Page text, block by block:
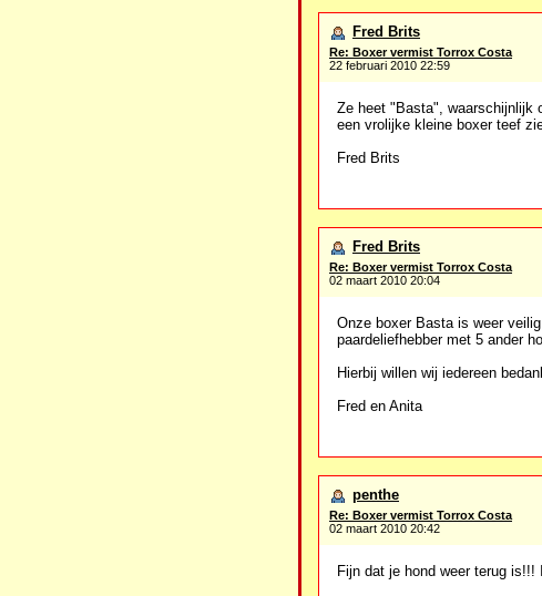
Fred Brits
Re: Boxer vermist Torrox Costa
22 februari 2010 22:59
Ze heet "Basta", waarschijnlijk
een vrolijke kleine boxer teef
Fred Brits
Fred Brits
Re: Boxer vermist Torrox Costa
02 maart 2010 20:04
Onze boxer Basta is weer
paardeliefhebber met 5 ander
Hierbij willen wij iedereen
Fred en Anita
penthe
Re: Boxer vermist Torrox Costa
02 maart 2010 20:42
Fijn dat je hond weer terug